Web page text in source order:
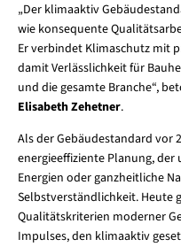
„Der klimaaktiv
wie konsequente
Er verbindet Klimaschutz mit
damit Verlässlichkeit für
und die gesamte Branche“,
Elisabeth Zehetner.
Als der Gebäudestandard vor
energieeffiziente Planung, der
Energien oder ganzheitliche
Selbstverständlichkeit. Heute
Qualitätskriterien moderner
Impulses, den klimaaktiv